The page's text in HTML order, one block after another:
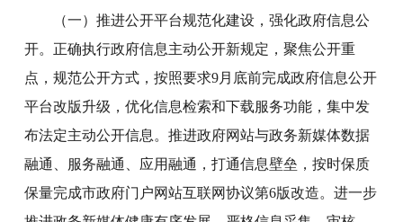
（一）推进公开平台规范化建设，强化政府信息公
开。正确执行政府信息主动公开新规定，聚焦公开重
点，规范公开方式，按照要求9月底前完成政府信息公开
平台改版升级，优化信息检索和下载服务功能，集中发
布法定主动公开信息。推进政府网站与政务新媒体数据
融通、服务融通、应用融通，打通信息壁垒，按时保质
保量完成市政府门户网站互联网协议第6版改造。进一步